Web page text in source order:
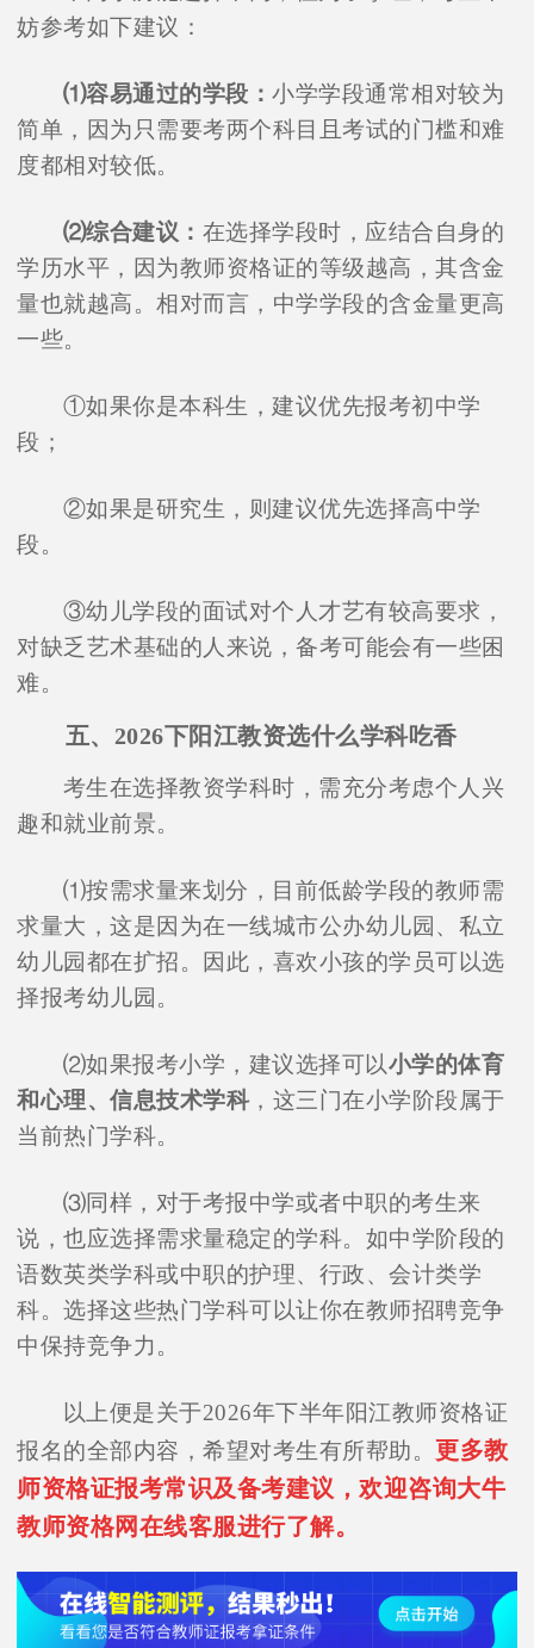
妨参考如下建议：
⑴容易通过的学段：小学学段通常相对较为
简单，因为只需要考两个科目且考试的门槛和难
度都相对较低。
⑵综合建议： 在选择学段时，应结合自身的
学历水平，因为教师资格证的等级越高，其含金
量也就越高。相对而言，中学学段的含金量更高
一些。
①如果你是本科生，建议优先报考初中学
段；
②如果是研究生，则建议优先选择高中学
段。
③幼儿学段的面试对个人才艺有较高要求，
对缺乏艺术基础的人来说，备考可能会有一些困
难。
五、2026下阳江教资选什么学科吃香
考生在选择教资学科时，需充分考虑个人兴
趣和就业前景。
⑴按需求量来划分，目前低龄学段的教师需
求量大，这是因为在一线城市公办幼儿园、私立
幼儿园都在扩招。因此，喜欢小孩的学员可以选
择报考幼儿园。
⑵如果报考小学，建议选择可以小学的体育
和心理、信息技术学科，这三门在小学阶段属于
当前热门学科。
⑶同样，对于考报中学或者中职的考生来
说，也应选择需求量稳定的学科。如中学阶段的
语数英类学科或中职的护理、行政、会计类学
科。选择这些热门学科可以让你在教师招聘竞争
中保持竞争力。
以上便是关于2026年下半年阳江教师资格证
报名的全部内容，希望对考生有所帮助。 更多教
师资格证报考常识及备考建议，欢迎咨询大牛
教师资格网在线客服进行了解。